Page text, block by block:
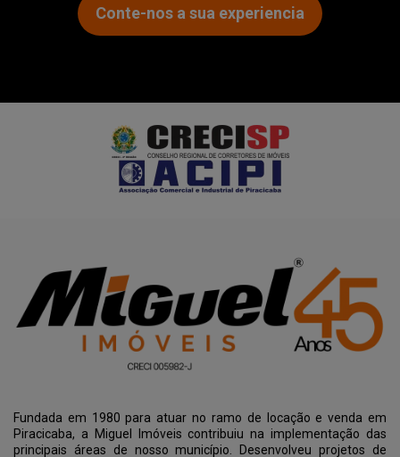
Conte-nos a sua experiencia
Fundada em 1980 para atuar no ramo de locação e venda em
Piracicaba, a Miguel Imóveis contribuiu na implementação das
principais áreas de nosso município. Desenvolveu projetos de